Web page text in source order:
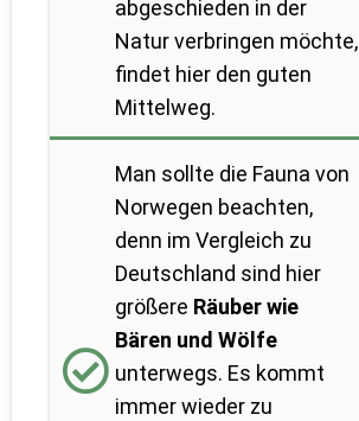
abgeschieden in der
Natur verbringen möchte,
findet hier den guten
Mittelweg.
Man sollte die Fauna von
Norwegen beachten,
denn im Vergleich zu
Deutschland sind hier
größere Räuber wie
Bären und Wölfe
unterwegs. Es kommt
immer wieder zu